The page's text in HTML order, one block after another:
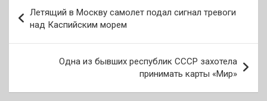
по
записям
Летящий в Москву самолет подал сигнал тревоги
над Каспийским морем
Одна из бывших республик СССР захотела
принимать карты «Мир»